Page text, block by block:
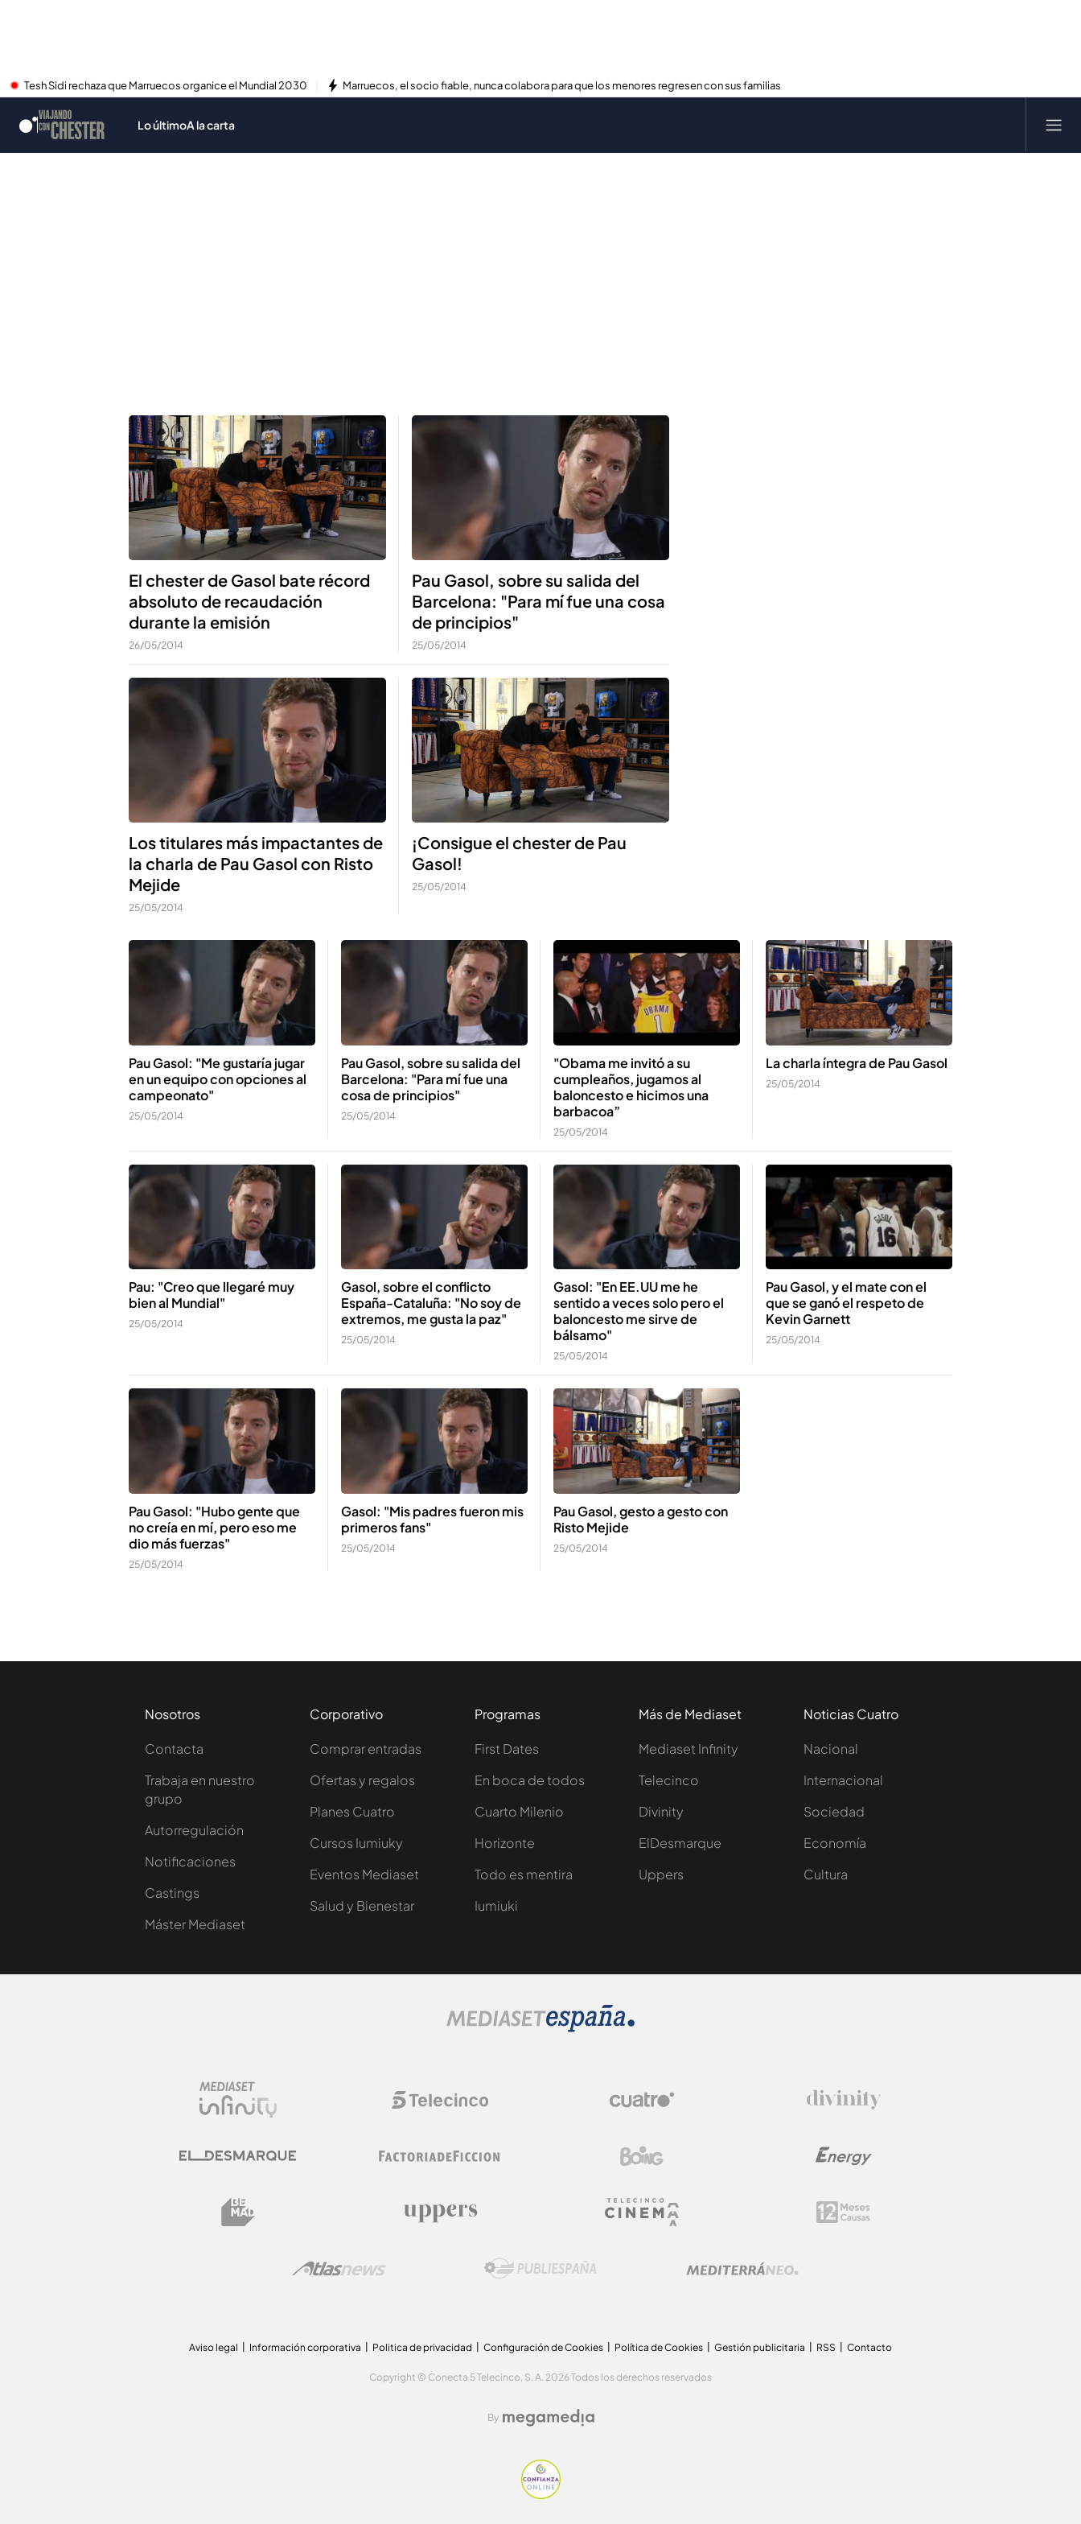
Tesh Sidi rechaza que Marruecos organice el Mundial 2030 Marruecos, el socio fiable, nunca colabora para que los menores regresen con sus familias
Lo últimoA la carta
El chester de Gasol bate récord
absoluto de recaudación
durante la emisión
26/05/2014
Pau Gasol, sobre su salida del
Barcelona: "Para mí fue una cosa
de principios"
25/05/2014
Los titulares más impactantes de
la charla de Pau Gasol con Risto
Mejide
25/05/2014
¡Consigue el chester de Pau
Gasol!
25/05/2014
Pau Gasol: "Me gustaría jugar
en un equipo con opciones al
campeonato"
25/05/2014
Pau Gasol, sobre su salida del
Barcelona: "Para mí fue una
cosa de principios"
25/05/2014
"Obama me invitó a su
cumpleaños, jugamos al
baloncesto e hicimos una
barbacoa”
25/05/2014
La charla íntegra de Pau Gasol
25/05/2014
Pau: "Creo que llegaré muy
bien al Mundial"
25/05/2014
Gasol, sobre el conflicto
España-Cataluña: "No soy de
extremos, me gusta la paz"
25/05/2014
Gasol: "En EE.UU me he
sentido a veces solo pero el
baloncesto me sirve de
bálsamo"
25/05/2014
Pau Gasol, y el mate con el
que se ganó el respeto de
Kevin Garnett
25/05/2014
Pau Gasol: "Hubo gente que
no creía en mí, pero eso me
dio más fuerzas"
25/05/2014
Gasol: "Mis padres fueron mis
primeros fans"
25/05/2014
Pau Gasol, gesto a gesto con
Risto Mejide
25/05/2014
Nosotros
Contacta
Trabaja en nuestro
grupo
Autorregulación
Notificaciones
Castings
Máster Mediaset
Corporativo
Comprar entradas
Ofertas y regalos
Planes Cuatro
Cursos Iumiuky
Eventos Mediaset
Salud y Bienestar
Programas
First Dates
En boca de todos
Cuarto Milenio
Horizonte
Todo es mentira
Iumiuki
Más de Mediaset
Mediaset Infinity
Telecinco
Divinity
ElDesmarque
Uppers
Noticias Cuatro
Nacional
Internacional
Sociedad
Economía
Cultura
Aviso legal Información corporativa Politica de privacidad Configuración de Cookies Política de Cookies Gestión publicitaria RSS Contacto
Copyright © Conecta 5 Telecinco, S. A. 2026 Todos los derechos reservados
By